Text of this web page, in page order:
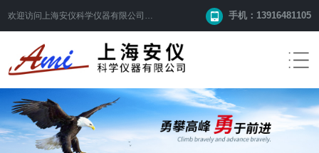
欢迎访问 上海安仪科学仪器有限公司 网站！ 手机：13916481105